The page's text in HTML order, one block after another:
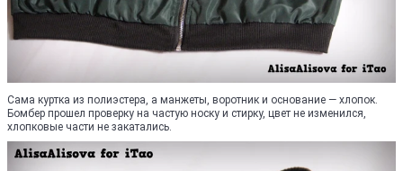
Сама куртка из полиэстера, а манжеты, воротник и основание — хлопок.
Бомбер прошел проверку на частую носку и стирку, цвет не изменился,
хлопковые части не закатались.